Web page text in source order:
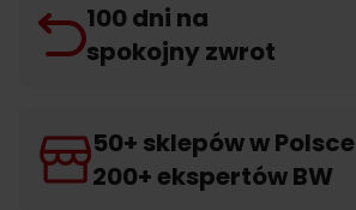
100 dni na
spokojny zwrot
50+ sklepów w Polsce
200+ ekspertów BW